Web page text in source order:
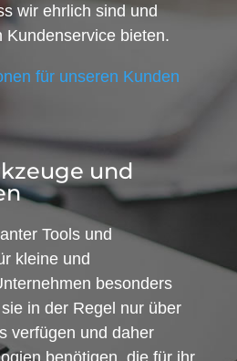
wir ehrlich sind und
Kundenservice bieten.
für unseren Kunden
und
Tools und
kleine und
besonders
in der Regel nur über
verfügen und daher
benötigen, die für ihr